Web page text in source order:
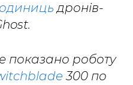
дронів-
показано роботу
300 по